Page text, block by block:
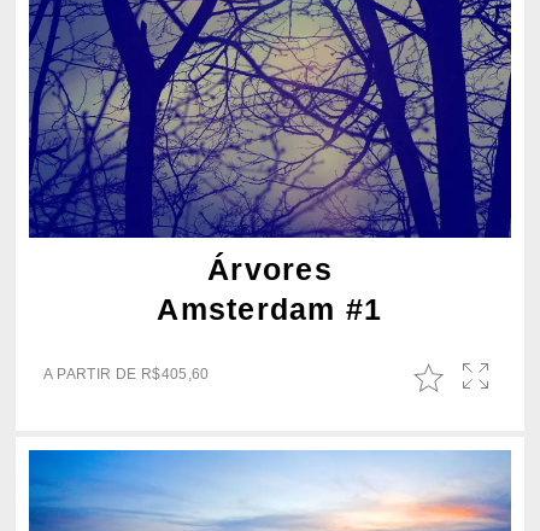
Árvores
Amsterdam #1
A PARTIR DE R$405,60